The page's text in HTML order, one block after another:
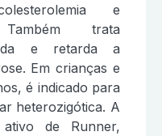
e
trata
e retarda a
Em crianças e
é indicado para
heterozigótica. A
ativo de Runner,